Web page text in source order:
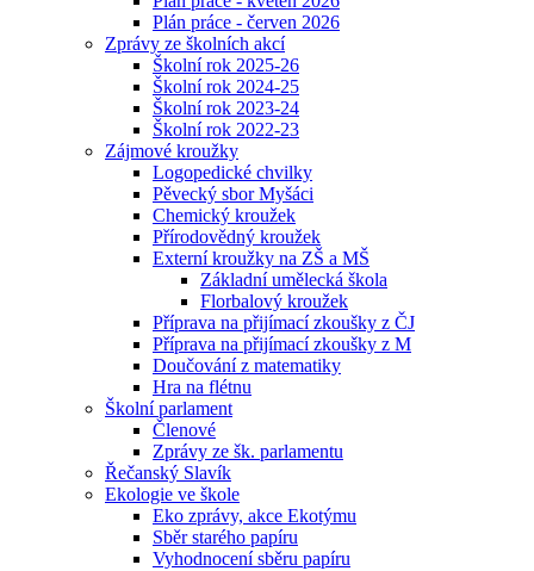
Plán práce - červen 2026
Zprávy ze školních akcí
Školní rok 2025-26
Školní rok 2024-25
Školní rok 2023-24
Školní rok 2022-23
Zájmové kroužky
Logopedické chvilky
Pěvecký sbor Myšáci
Chemický kroužek
Přírodovědný kroužek
Externí kroužky na ZŠ a MŠ
Základní umělecká škola
Florbalový kroužek
Příprava na přijímací zkoušky z ČJ
Příprava na přijímací zkoušky z M
Doučování z matematiky
Hra na flétnu
Školní parlament
Členové
Zprávy ze šk. parlamentu
Řečanský Slavík
Ekologie ve škole
Eko zprávy, akce Ekotýmu
Sběr starého papíru
Vyhodnocení sběru papíru